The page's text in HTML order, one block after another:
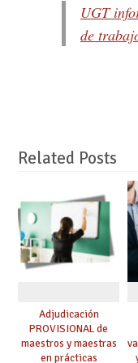
UGT
de
Related Posts
Adjudicación
PROVISIONAL de
maestros y maestras
en prácticas